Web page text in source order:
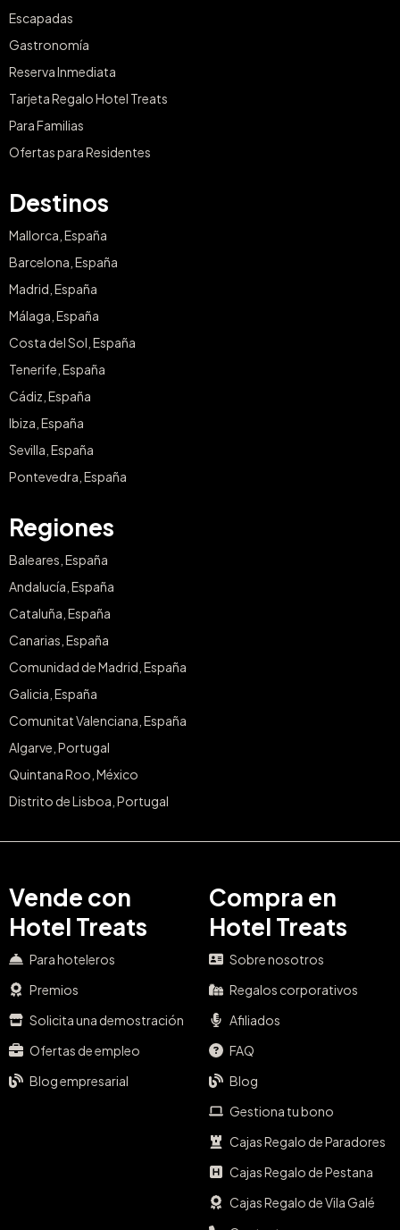
Escapadas
Gastronomía
Reserva Inmediata
Tarjeta Regalo Hotel Treats
Para Familias
Ofertas para Residentes
Destinos
Mallorca, España
Barcelona, España
Madrid, España
Málaga, España
Costa del Sol, España
Tenerife, España
Cádiz, España
Ibiza, España
Sevilla, España
Pontevedra, España
Regiones
Baleares, España
Andalucía, España
Cataluña, España
Canarias, España
Comunidad de Madrid, España
Galicia, España
Comunitat Valenciana, España
Algarve, Portugal
Quintana Roo, México
Distrito de Lisboa, Portugal
Vende con
Hotel Treats
Para hoteleros
Premios
Solicita una demostración
Ofertas de empleo
Blog empresarial
Compra en
Hotel Treats
Sobre nosotros
Regalos corporativos
Afiliados
FAQ
Blog
Gestiona tu bono
Cajas Regalo de Paradores
Cajas Regalo de Pestana
Cajas Regalo de Vila Galé